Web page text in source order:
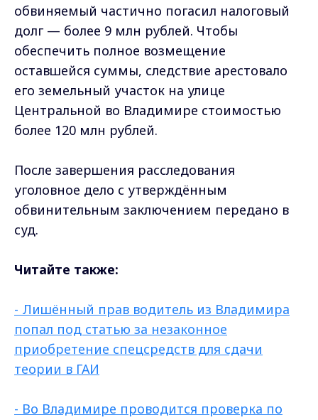
обвиняемый частично погасил налоговый
долг — более 9 млн рублей. Чтобы
обеспечить полное возмещение
оставшейся суммы, следствие арестовало
его земельный участок на улице
Центральной во Владимире стоимостью
более 120 млн рублей.
После завершения расследования
уголовное дело с утверждённым
обвинительным заключением передано в
суд.
Читайте также:
- Лишённый прав водитель из Владимира
попал под статью за незаконное
приобретение спецсредств для сдачи
теории в ГАИ
- Во Владимире проводится проверка по